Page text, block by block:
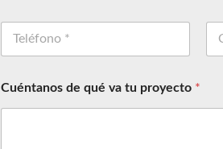
Cuéntanos de qué va tu proyecto *